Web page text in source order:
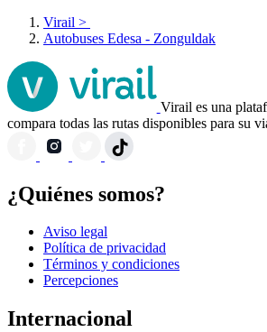
Virail >
Autobuses Edesa - Zonguldak
Virail es una
compara todas las rutas disponibles para su
¿Quiénes somos?
Aviso legal
Política de privacidad
Términos y condiciones
Percepciones
Internacional